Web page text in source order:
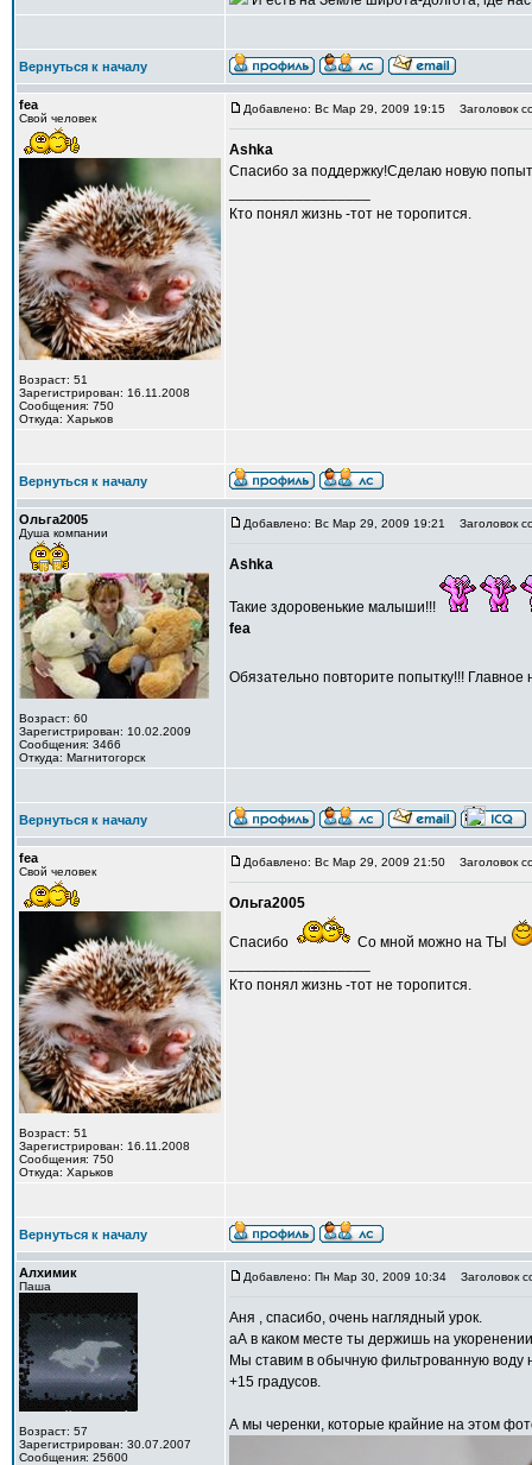
Вернуться к началу
fea
Свой человек
Возраст: 51
Зарегистрирован: 16.11.2008
Сообщения: 750
Откуда: Харьков
Добавлено: Вс Мар 29, 2009 19:15 Заголовок
Ashka
Спасибо за поддержку!Сделаю новую
Кто понял жизнь -тот не торопится.
Вернуться к началу
Ольга2005
Душа компании
Возраст: 60
Зарегистрирован: 10.02.2009
Сообщения: 3466
Откуда: Магнитогорск
Добавлено: Вс Мар 29, 2009 19:21 Заголовок
Ashka
Такие здоровенькие малыши!!!
fea
Обязательно повторите попытку!!! Главное
Вернуться к началу
fea
Свой человек
Возраст: 51
Зарегистрирован: 16.11.2008
Сообщения: 750
Откуда: Харьков
Добавлено: Вс Мар 29, 2009 21:50 Заголовок
Ольга2005
Спасибо
Со мной можно на ТЫ
Кто понял жизнь -тот не торопится.
Вернуться к началу
Алхимик
Паша
Возраст: 57
Зарегистрирован: 30.07.2007
Сообщения: 25600
Добавлено: Пн Мар 30, 2009 10:34 Заголовок
Аня , спасибо, очень наглядный урок.
аА в каком месте ты держишь на
Мы ставим в обычную фильтрованную воду
+15 градусов.
А мы черенки, которые крайние на этом